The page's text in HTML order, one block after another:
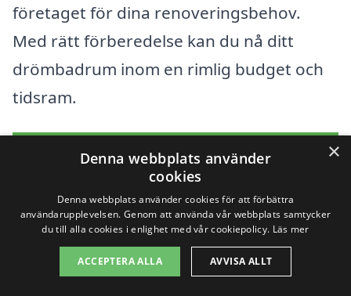
företaget för dina renoveringsbehov.
Med rätt förberedelse kan du nå ditt
drömbadrum inom en rimlig budget och
tidsram.
Få 3 erbjudanden, gratis och utan
Sök efter en
×
Denna webbplats använder
cookies
Denna webbplats använder cookies för att förbättra
användarupplevelsen. Genom att använda vår webbplats samtycker
du till alla cookies i enlighet med vår cookiepolicy. Läs mer
ACCEPTERA ALLA AVVISA ALLT